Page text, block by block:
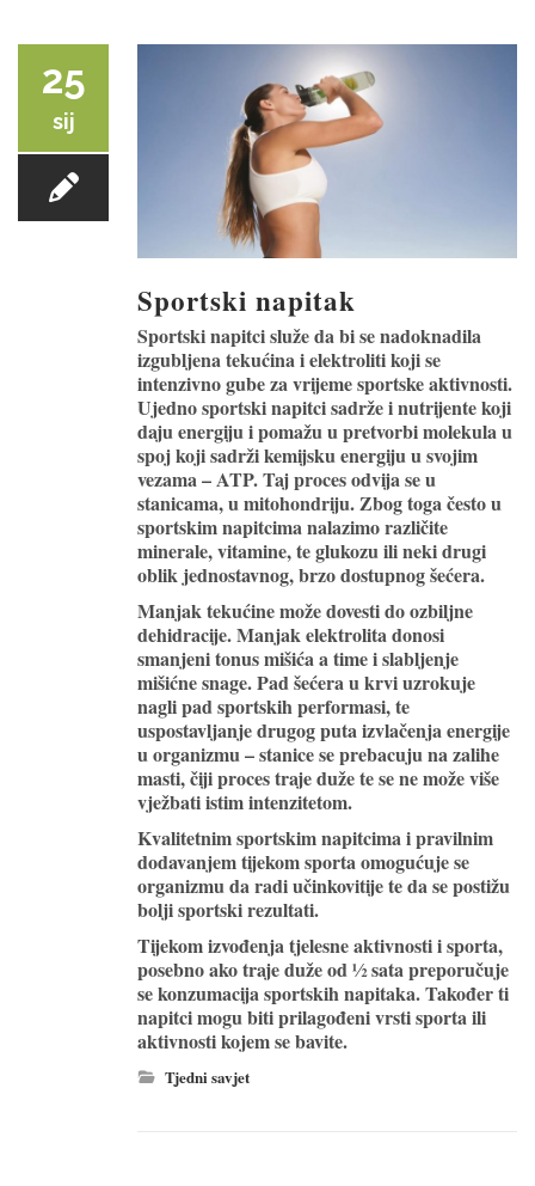
YOGA I TRENINZI
25
sij
Sportski napitak
Sportski napitci služe da bi se nadoknadila
izgubljena tekućina i elektroliti koji se
intenzivno gube za vrijeme sportske aktivnosti.
Ujedno sportski napitci sadrže i nutrijente koji
daju energiju i pomažu u pretvorbi molekula u
spoj koji sadrži kemijsku energiju u svojim
vezama – ATP. Taj proces odvija se u
stanicama, u mitohondriju. Zbog toga često u
sportskim napitcima nalazimo različite
minerale, vitamine, te glukozu ili neki drugi
oblik jednostavnog, brzo dostupnog šećera.
Manjak tekućine može dovesti do ozbiljne
dehidracije. Manjak elektrolita donosi
smanjeni tonus mišića a time i slabljenje
mišićne snage. Pad šećera u krvi uzrokuje
nagli pad sportskih performasi, te
uspostavljanje drugog puta izvlačenja energije
u organizmu – stanice se prebacuju na zalihe
masti, čiji proces traje duže te se ne može više
vježbati istim intenzitetom.
Kvalitetnim sportskim napitcima i pravilnim
dodavanjem tijekom sporta omogućuje se
organizmu da radi učinkovitije te da se postižu
bolji sportski rezultati.
Tijekom izvođenja tjelesne aktivnosti i sporta,
posebno ako traje duže od ½ sata preporučuje
se konzumacija sportskih napitaka. Također ti
napitci mogu biti prilagođeni vrsti sporta ili
aktivnosti kojem se bavite.
Tjedni savjet